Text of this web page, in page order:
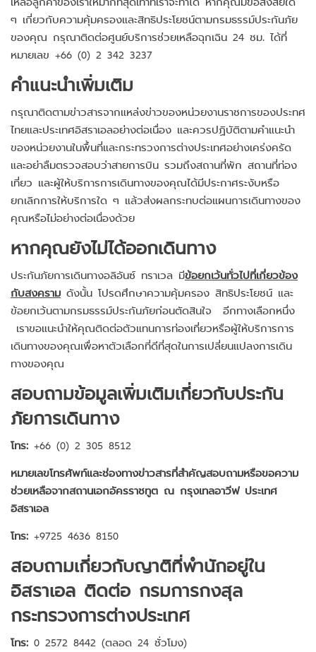
ๆ เกี่ยวกับความคุ้มครองและสิทธิประโยชน์ตามกรมธรรม์ประกันภัย
ของคุณ กรุณาติดต่อศูนย์บริการช่วยเหลือฉุกเฉิน 24 ชม. ได้ที่
หมายเลข +66 (0) 2 342 3237
คำแนะนำเพิ่มเติม
กรุณาติดตามข่าวสารจากแหล่งข่าวของหน่วยงานราชการของประทศ
ไทยและประเทศอิสราเอลอย่างต่อเนื่อง และควรปฏิบัติตามคำแนะนำ
ของหน่วยงานในพื้นที่และกระทรวงการต่างประเทศอย่างเคร่งครัด
และอย่าลืมตรวจสอบว่าสายการบิน รวมถึงสถานที่พัก สถานที่ท่อง
เที่ยว และผู้ให้บริการการเดินทางของคุณได้มีประกาศระงับหรือ
ยกเลิกการให้บริการใด ๆ แล้วส่งผลกระทบต่อแผนการเดินทางของ
คุณหรือไม่อย่างต่อเนื่องด้วย
หากคุณยังไม่ได้ออกเดินทาง
ประกันภัยการเดินทางอลิอันซ์ ทราเวล มีข้อยกเว้นทั่วไปที่เกี่ยวข้อง
กับสงคราม ดังนั้น โปรดศึกษาความคุ้มครอง สิทธิประโยชน์ และ
ข้อยกเว้นตามกรมธรรม์ประกันภัยก่อนตัดสินใจ อีกทางเลือกหนึ่ง
เราขอแนะนำให้คุณติดต่อตัวแทนการท่องเที่ยวหรือผู้ให้บริการการ
เดินทางของคุณเพื่อหาตัวเลือกที่ดีที่สุดในการเปลี่ยนแปลงการเดิน
ทางของคุณ
สอบถามข้อมูลเพิ่มเติมเกี่ยวกับประกัน
ภัยการเดินทาง
โทร: +66 (0) 2 305 8512
หมายเลขโทรศัพท์และช่องทางข่าวสารที่สำคัญสอบถามหรือขอความ
ช่วยเหลือจากสถานเอกอัครราชทูต ณ กรุงเทลอาวีฟ ประเทศ
อิสราเอล
โทร: +9725 4636 8150
สอบถามเกี่ยวกับญาติที่พำนักอยู่ใน
อิสราเอล ติดต่อ กรมการกงสุล
กระทรวงการต่างประเทศ
โทร: 0 2572 8442 (ตลอด 24 ชั่วโมง)